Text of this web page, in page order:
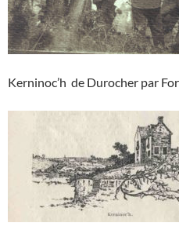
Kerninoc’h de Durocher par